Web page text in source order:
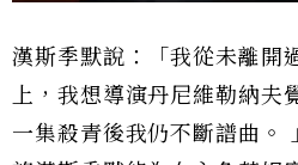
漢斯季默說：「我從未離開
上，我想導演丹尼維勒納夫
一集殺青後我仍不斷譜曲。